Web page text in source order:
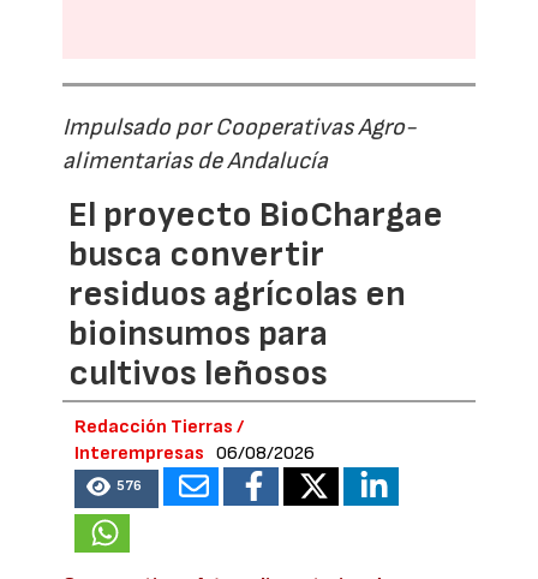
Impulsado por Cooperativas Agro-
alimentarias de Andalucía
El proyecto BioChargae
busca convertir
residuos agrícolas en
bioinsumos para
cultivos leñosos
Redacción Tierras /
Interempresas
06/08/2026
576